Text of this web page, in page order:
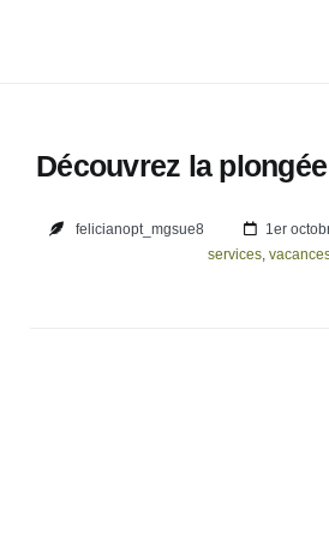
Découvrez la
felicianopt_mgsue8 1er
services,